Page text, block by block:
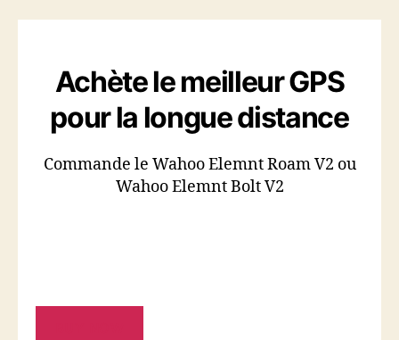
Achète le meilleur GPS
pour la longue distance
Commande le Wahoo Elemnt Roam V2 ou
Wahoo Elemnt Bolt V2